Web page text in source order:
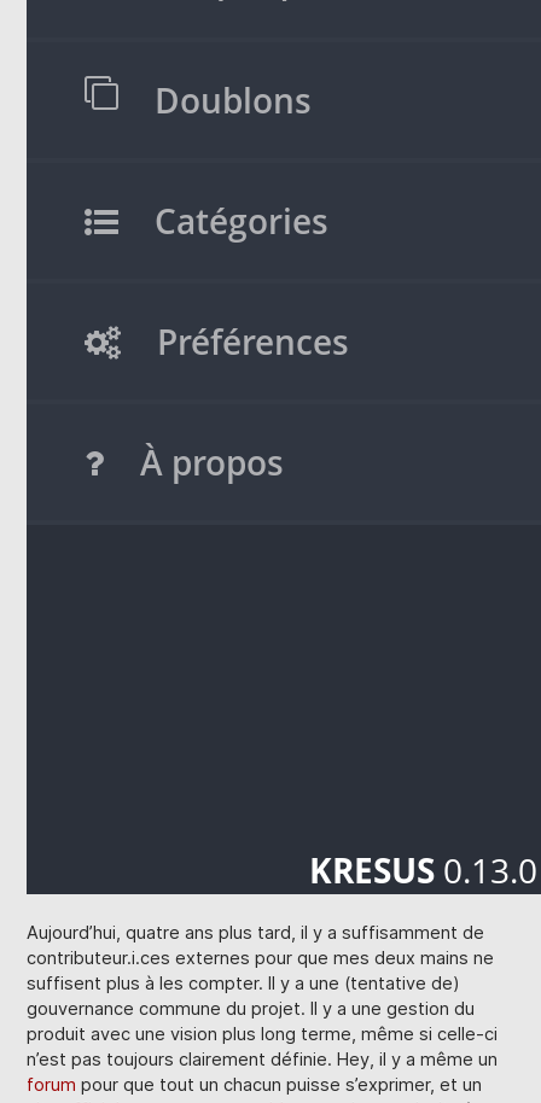
Aujourd’hui, quatre ans plus tard, il y a suffisamment de
contributeur.i.ces externes pour que mes deux mains ne
suffisent plus à les compter. Il y a une (tentative de)
gouvernance commune du projet. Il y a une gestion du
produit avec une vision plus long terme, même si celle-ci
n’est pas toujours clairement définie. Hey, il y a même un
forum pour que tout un chacun puisse s’exprimer, et un